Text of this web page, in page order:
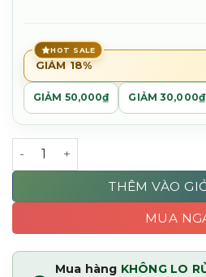
HOT SALE
GIẢM 18%
GIẢM 50,000₫ GIẢM 30,000₫
Dầu xả Patricks LITE
THÊM VÀO
MUA
Mua hàng KHÔNG LO